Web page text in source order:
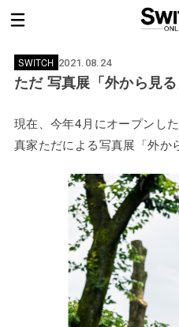
SWITCH 2021.08.24
ただ 写真展「外から見る
現在、今年4月にオープンし
真家ただによる写真展「外か